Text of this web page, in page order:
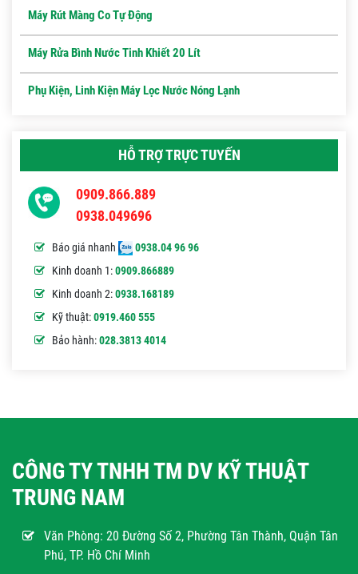
Máy Rút Màng Co Tự Động
Máy Rửa Bình Nước Tinh Khiết 20 Lít
Phụ Kiện, Linh Kiện Máy Lọc Nước Nóng Lạnh
HỖ TRỢ TRỰC TUYẾN
0909.866.889
0938.049696
Báo giá nhanh
0938.04 96 96
Kinh doanh 1:0909.866889
Kinh doanh 2:0938.168189
Kỹ thuật:0919.460 555
Bảo hành:028.3813 4014
CÔNG TY TNHH TM DV KỸ THUẬT
TRUNG NAM
Văn Phòng: 20 Đường Số 2, Phường Tân Thành, Quận Tân
Phú, TP. Hồ Chí Minh